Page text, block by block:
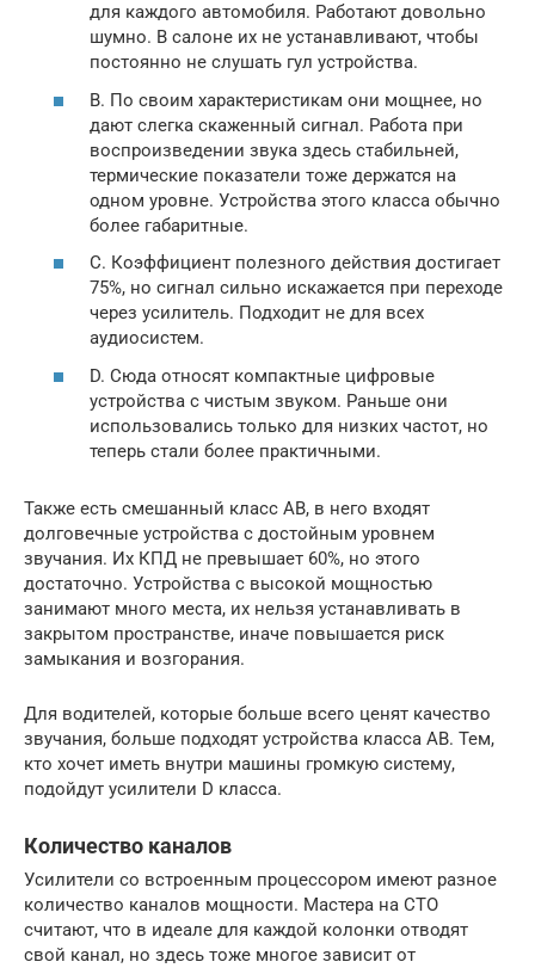
для каждого автомобиля. Работают довольно
шумно. В салоне их не устанавливают, чтобы
постоянно не слушать гул устройства.
В. По своим характеристикам они мощнее, но
дают слегка скаженный сигнал. Работа при
воспроизведении звука здесь стабильней,
термические показатели тоже держатся на
одном уровне. Устройства этого класса обычно
более габаритные.
С. Коэффициент полезного действия достигает
75%, но сигнал сильно искажается при переходе
через усилитель. Подходит не для всех
аудиосистем.
D. Сюда относят компактные цифровые
устройства с чистым звуком. Раньше они
использовались только для низких частот, но
теперь стали более практичными.
Также есть смешанный класс АВ, в него входят
долговечные устройства с достойным уровнем
звучания. Их КПД не превышает 60%, но этого
достаточно. Устройства с высокой мощностью
занимают много места, их нельзя устанавливать в
закрытом пространстве, иначе повышается риск
замыкания и возгорания.
Для водителей, которые больше всего ценят качество
звучания, больше подходят устройства класса АВ. Тем,
кто хочет иметь внутри машины громкую систему,
подойдут усилители D класса.
Количество каналов
Усилители со встроенным процессором имеют разное
количество каналов мощности. Мастера на СТО
считают, что в идеале для каждой колонки отводят
свой канал, но здесь тоже многое зависит от